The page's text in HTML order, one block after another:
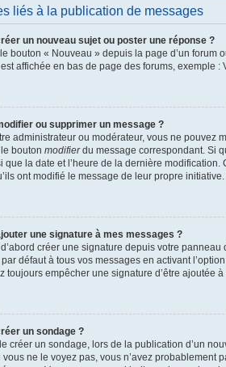
liés à la publication de messages
un nouveau sujet ou poster une réponse ?
bouton « Nouveau » depuis la page d’un forum
affichée en bas de page des forums, exemple :
ou supprimer un message ?
administrateur ou modérateur, vous ne
bouton modifierdu message correspondant. Si
que la date et l’heure de la dernière
ont modifié le message de leur propre
une signature à mes messages ?
créer une signature depuis votre
par défaut à tous vos messages en activant
toujours empêcher une signature d’être ajoutée
un sondage ?
créer un sondage, lors de la publication d’un
vous ne le voyez pas, vous n’avez